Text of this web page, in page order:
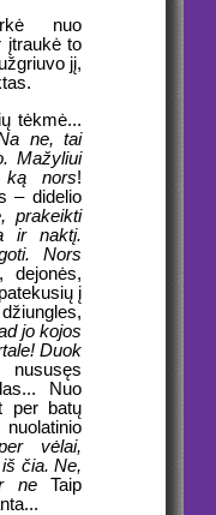
nuo
įtraukė to
jį,
tėkmė...
ne, tai
Mažyliui
ką nors!
– didelio
prakeikti
ir naktį.
Nors
dejonės,
į
jo kojos
Duok
Nuo
per batų
vėlai,
čia. Ne,
neTaip